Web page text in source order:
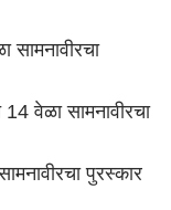
सामनावीरचा
वेळा सामनावीरचा
पुरस्कार